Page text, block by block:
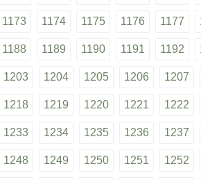
1173 1174 1175 1176 1177
1188 1189 1190 1191 1192
1203 1204 1205 1206 1207
1218 1219 1220 1221 1222
1233 1234 1235 1236 1237
1248 1249 1250 1251 1252